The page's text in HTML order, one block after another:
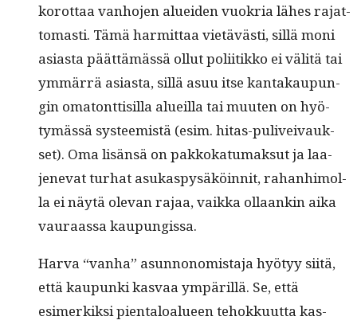
korot­taa van­ho­jen aluei­den vuokria läh­es rajat­
tomasti. Tämä har­mit­taa vietävästi, sil­lä moni
asi­as­ta päät­tämässä ollut poli­itikko ei väl­itä tai
ymmär­rä asi­as­ta, sil­lä asuu itse kan­takaupun­
gin oma­tont­tisil­la alueil­la tai muuten on hyö­
tymässä sys­teemistä (esim. hitas-puliveivauk­
set). Oma lisän­sä on pakkoka­tu­mak­sut ja laa­
jenevat turhat asukaspysäköin­nit, rahan­hi­mol­
la ei näytä ole­van rajaa, vaik­ka ollaankin aika
vau­raas­sa kaupungissa.
Har­va “van­ha” asun­non­o­mis­ta­ja hyö­tyy siitä,
että kaupun­ki kas­vaa ympäril­lä. Se, että
esimerkik­si pien­taloalueen tehokku­ut­ta kas­